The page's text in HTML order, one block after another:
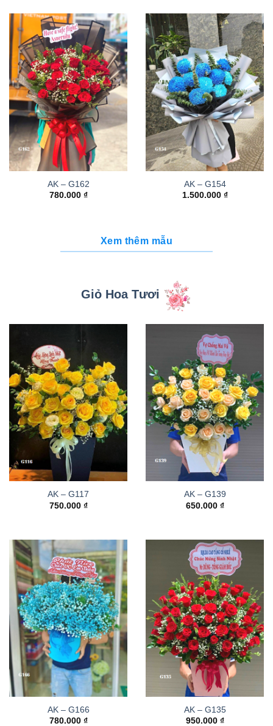
AK – G162
780.000 ₫
AK – G154
1.500.000 ₫
Xem thêm mẫu
Giỏ Hoa Tươi
AK – G117
750.000 ₫
AK – G139
650.000 ₫
AK – G166
780.000 ₫
AK – G135
950.000 ₫